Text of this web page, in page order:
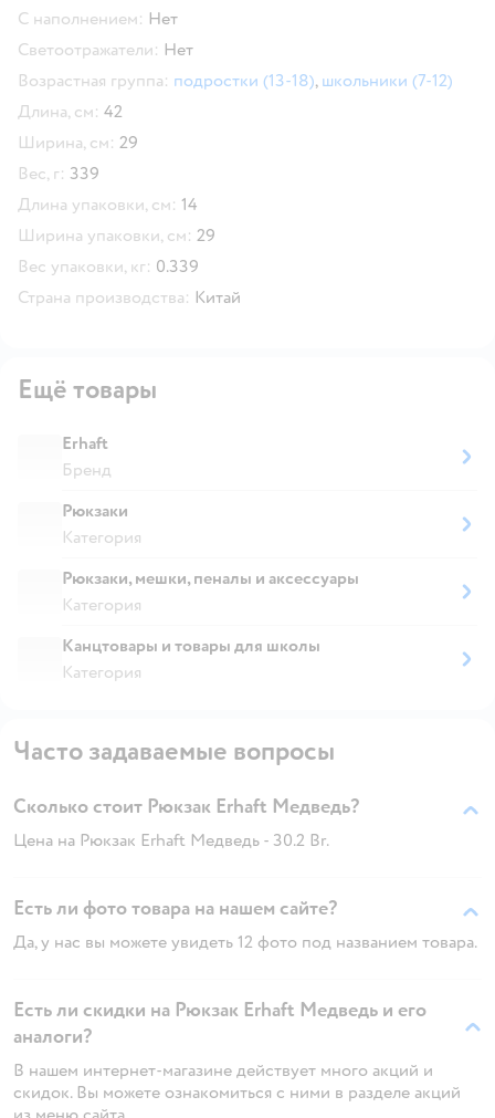
С наполнением: Нет
Светоотражатели: Нет
Возрастная группа: подростки (13-18), школьники (7-12)
Длина, см: 42
Ширина, см: 29
Вес, г: 339
Длина упаковки, см: 14
Ширина упаковки, см: 29
Вес упаковки, кг: 0.339
Страна производства: Китай
Ещё товары
Erhaft
Бренд
Рюкзаки
Категория
Рюкзаки, мешки, пеналы и аксессуары
Категория
Канцтовары и товары для школы
Категория
Часто задаваемые вопросы
Сколько стоит Рюкзак Erhaft Медведь?
Цена на Рюкзак Erhaft Медведь - 30.2 Br.
Есть ли фото товара на нашем сайте?
Да, у нас вы можете увидеть 12 фото под названием товара.
Есть ли скидки на Рюкзак Erhaft Медведь и его
аналоги?
В нашем интернет-магазине действует много акций и
скидок. Вы можете ознакомиться с ними в разделе акций